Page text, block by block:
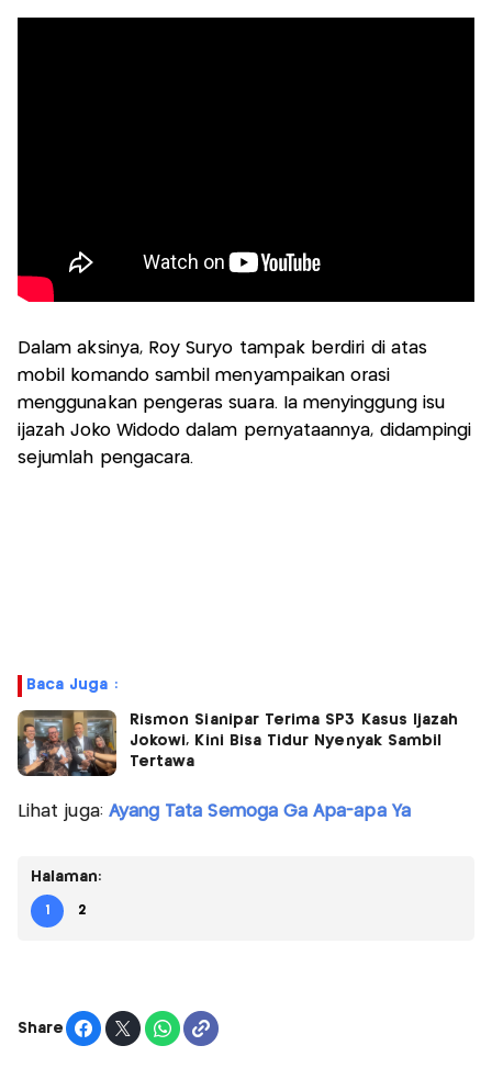
Dalam aksinya, Roy Suryo tampak berdiri di atas
mobil komando sambil menyampaikan orasi
menggunakan pengeras suara. Ia menyinggung isu
ijazah Joko Widodo dalam pernyataannya, didampingi
sejumlah pengacara.
Baca Juga :
Rismon Sianipar Terima SP3 Kasus Ijazah
Jokowi, Kini Bisa Tidur Nyenyak Sambil
Tertawa
Lihat juga: Ayang Tata Semoga Ga Apa-apa Ya
Halaman:
1 2
Share